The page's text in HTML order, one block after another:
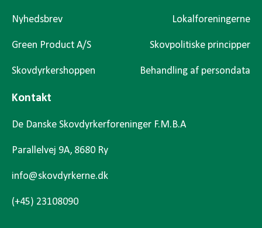
Nyhedsbrev
Green Product A/S
Skovdyrkershoppen
Lokalforeningerne
Skovpolitiske principper
Behandling af persondata
Kontakt
De Danske Skovdyrkerforeninger F.M.B.A
Parallelvej 9A, 8680 Ry
info@skovdyrkerne.dk
(+45) 23108090